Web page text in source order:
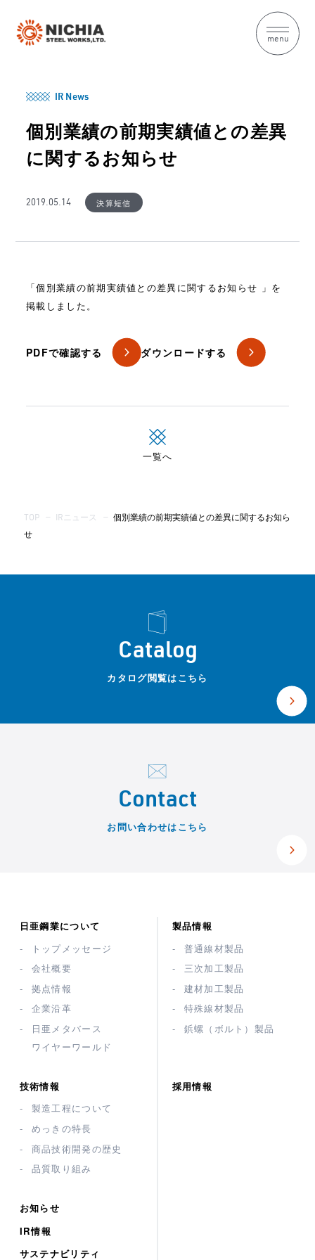
menu
IR News
個別業績の前期実績値との差異
に関するお知らせ
2019.05.14 決算短信
「個別業績の前期実績値との差異に関するお知らせ 」を
掲載しました。
PDFで確認する ダウンロードする
一覧へ
TOP — IRニュース —
個別業績の前期実績値との差異に関するお知ら
せ
Catalog
カタログ閲覧はこちら
Contact
お問い合わせはこちら
日亜鋼業について
トップメッセージ
会社概要
拠点情報
企業沿革
日亜メタバース
ワイヤーワールド
製品情報
普通線材製品
三次加工製品
建材加工製品
特殊線材製品
鋲螺（ボルト）製品
技術情報
製造工程について
めっきの特長
商品技術開発の歴史
品質取り組み
採用情報
お知らせ
IR情報
サステナビリティ